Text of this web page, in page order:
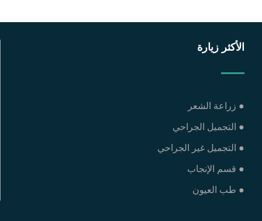
الأكثر زيارة
● زراعة الشعر
● التجميل الجراحي
● التجميل غير الجراحي
● قسم الإنجاب
● طب العيون